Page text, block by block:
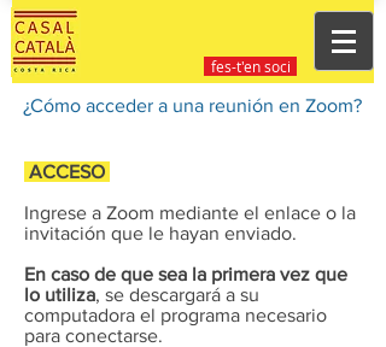
fes-t'en soci
¿Cómo acceder a una reunión en Zoom?
ACCESO
Ingrese a Zoom mediante el enlace o la
invitación que le hayan enviado.
En caso de que sea la primera vez que
lo utiliza, se descargará a su
computadora el programa necesario
para conectarse.